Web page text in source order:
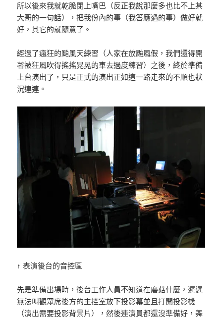
所以後來我就乾脆閉上嘴巴（反正我說那麼多也比不上某
大哥的一句話），把我份內的事（我答應過的事）做好就
好，其它的就隨意了。
經過了瘋狂的颱風天練習（人家在放颱風假，我們還得開
著被狂風吹得搖搖晃晃的車去過度練習）之後，終於準備
上台演出了，只是正式的演出正如這一路走來的不順也狀
況連連。
↑ 表演後台的音控區
先是準備出場時，後台工作人員不知道在磨菇什麼，遲遲
無法叫觀眾席後方的主控室放下投影幕並且打開投影機
（演出需要投影背景片），然後連演員都還沒準備好，舞